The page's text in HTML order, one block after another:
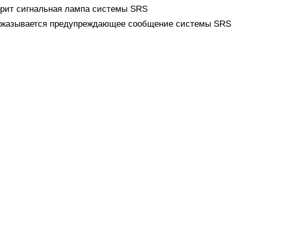
сигнальная лампа системы SRS
предупреждающее сообщение системы SRS